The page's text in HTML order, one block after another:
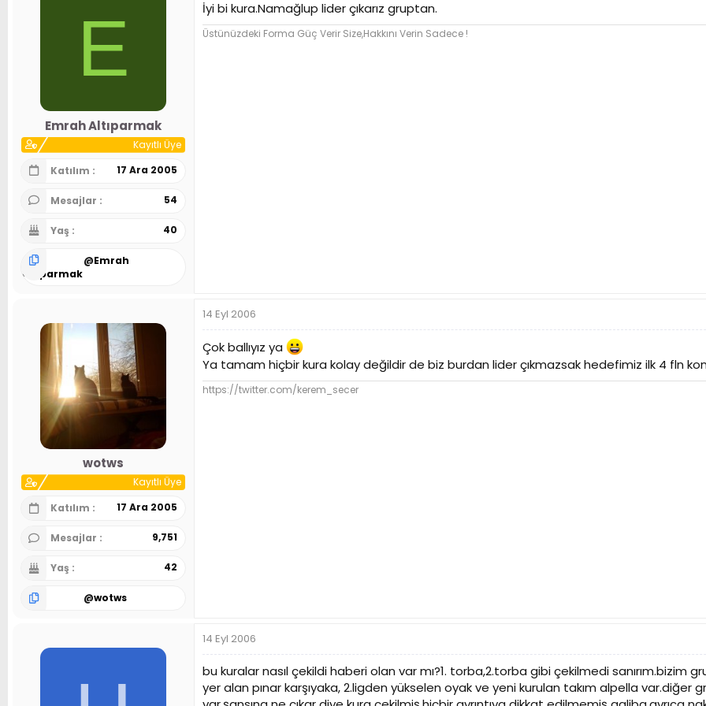
E
Emrah Altıparmak
Kayıtlı Üye
Katılım
17 Ara 2005
Mesajlar 54
Yaş 40
@Emrah
Altıparmak
İyi bi kura.Namağlup lider çıkarız gruptan.
Üstünüzdeki Forma Güç Verir Size,Hakkını Verin Sadece !
wotws
Kayıtlı Üye
Katılım
17 Ara 2005
Mesajlar 9,751
Yaş 42
@wotws
14 Eyl 2006
Çok ballıyız ya
Ya tamam hiçbir kura kolay değildir de biz burdan lider çıkmazsak hedefimiz ilk 4 fln
https://twitter.com/kerem_secer
14 Eyl 2006
bu kuralar nasıl çekildi haberi olan var mı?1. torba,2.torba gibi çekilmedi sanırım.bizim
yer alan pınar karşıyaka, 2.ligden yükselen oyak ve yeni kurulan takım alpella